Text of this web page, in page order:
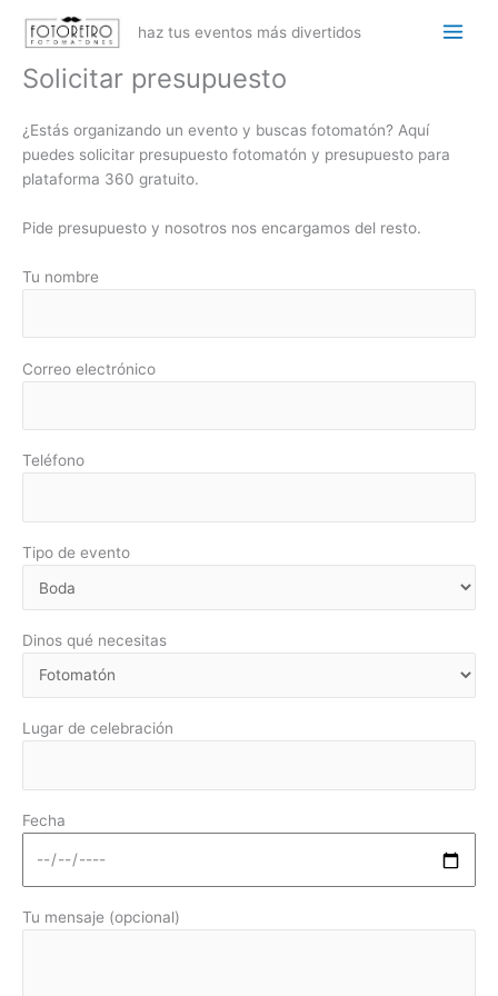
haz tus eventos más divertidos
Solicitar presupuesto
¿Estás organizando un evento y buscas fotomatón? Aquí
puedes solicitar presupuesto fotomatón y presupuesto para
plataforma 360 gratuito.
Pide presupuesto y nosotros nos encargamos del resto.
Tu nombre
Correo electrónico
Teléfono
Tipo de evento
Dinos qué necesitas
Lugar de celebración
Fecha
Tu mensaje (opcional)